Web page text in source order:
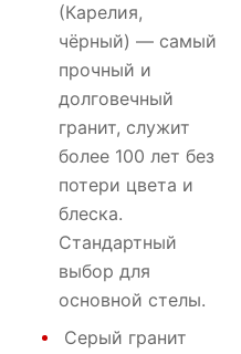
(Карелия,
чёрный) — самый
прочный и
долговечный
гранит, служит
более 100 лет без
потери цвета и
блеска.
Стандартный
выбор для
основной стелы.
Серый гранит